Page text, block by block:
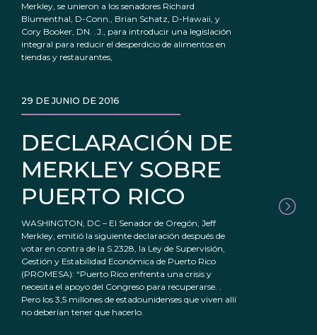
Merkley, se unieron a los senadores Richard
Blumenthal, D-Conn., Brian Schatz, D-Hawaii, y
Cory Booker, DN. .J., para introducir una legislación
integral para reducir el desperdicio de alimentos en
tiendas y restaurantes,
DECLARACIÓN DE
MERKLEY SOBRE
PUERTO RICO
29 DE JUNIO DE 2016
WASHINGTON, DC – El Senador de Oregón, Jeff
Merkley, emitió la siguiente declaración después de
votar en contra de la S.2328, la Ley de Supervisión,
Gestión y Estabilidad Económica de Puerto Rico
(PROMESA): “Puerto Rico enfrenta una crisis y
necesita el apoyo del Congreso para recuperarse. .
Pero los 3,5 millones de estadounidenses que viven allí
no deberían tener que hacerlo.